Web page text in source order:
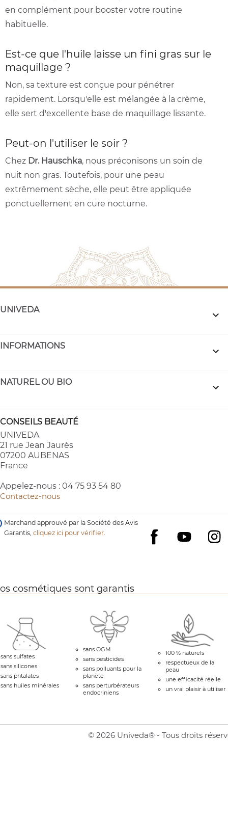
en complément pour booster votre routine
habituelle.
Est-ce que l'huile laisse un fini gras sur le
maquillage ?
Non, sa texture est conçue pour pénétrer
rapidement. Lorsqu'elle est mélangée à la crème,
elle sert d'excellente base de maquillage lissante.
Peut-on l'utiliser le soir ?
Chez Dr. Hauschka, nous préconisons un soin de
nuit non gras. Toutefois, pour une peau
extrêmement sèche, elle peut être appliquée
ponctuellement en cure nocturne.
UNIVEDA 
INFORMATIONS 
NATUREL OU BIO 
CONSEILS BEAUTÉ
UNIVEDA
21 rue Jean Jaurès
07200 AUBENAS
France
Appelez-nous : 04 75 93 54 80
Contactez-nous
Facebook
YouTube
Marchand approuvé par la Société des Avis
Garantis,cliquez ici pour vérifier.
cosmétiques sont garantis
sans sulfates
sans silicones
sans phtalates
sans huiles minérales
sans OGM
sans pesticides
sans polluants pour la
planète
sans perturbérateurs
endocriniens
100 % naturels
respectueux de la
peau
une efficacité réelle
un vrai plaisir à utiliser
© 2026 Univeda® - Tous droits